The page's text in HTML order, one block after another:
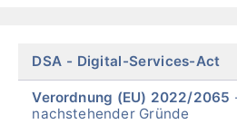
Skip
menu
DSA Digital-Services-Act
Verordnung (EU) 2022/2065
nachstehender Gründe